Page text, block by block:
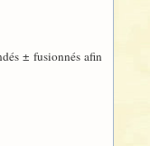
± fusionnés afin